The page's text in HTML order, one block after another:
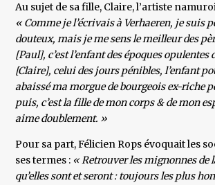
Au sujet de sa fille, Claire, l’artiste
« Comme je l’écrivais à Verhaeren, je suis
douteux, mais je me sens le meilleur des
[Paul], c’est l’enfant des époques
[Claire], celui des jours pénibles, l’enfant
abaissé ma morgue de bourgeois ex-riche
puis, c’est la fille de mon corps & de mon
aime doublement. »
Pour sa part, Félicien Rops évoquait les
ses termes : « Retrouver les mignonnes de
qu’elles sont et seront : toujours les plus